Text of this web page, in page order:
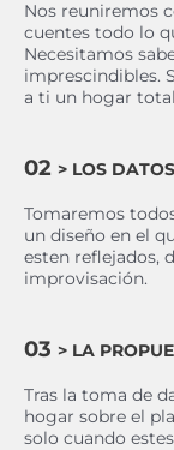
Nos reuniremos
cuentes todo lo
Necesitamos
imprescindibles.
a ti un hogar
02 > LOS DATOS
Tomaremos
un diseño en el
esten reflejados,
improvisación.
03 > LA
Tras la toma de
hogar sobre el
solo cuando